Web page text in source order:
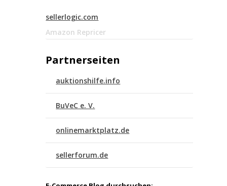
sellerlogic.com
Amazon Repricer
Partnerseiten
auktionshilfe.info
BuVeC e. V.
onlinemarktplatz.de
sellerforum.de